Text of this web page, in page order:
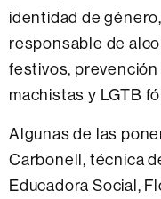
identidad de
responsable de
festivos,
machistas y LGTB
Algunas de las
Carbonell, técnica
Educadora Social,